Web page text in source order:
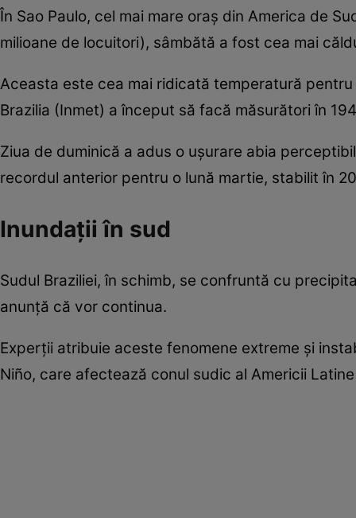
În Sao Paulo, cel mai mare oraș din America de
milioane de locuitori), sâmbătă a fost cea mai
Aceasta este cea mai ridicată temperatură
Brazilia (Inmet) a început să facă măsurători în
Ziua de duminică a adus o ușurare abia
recordul anterior pentru o lună martie, stabilit în
Inundații în sud
Sudul Braziliei, în schimb, se confruntă cu
anunță că vor continua.
Experții atribuie aceste fenomene extreme și
Niño, care afectează conul sudic al Americii